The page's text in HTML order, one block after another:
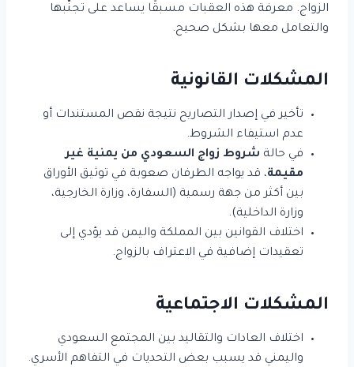
الزواج. معرفة هذه العقبات مسبقًا يساعد على تجنّبها
والتعامل معها بشكل صحيح.
المشكلات القانونية
تأخير في إصدار التصاريح نتيجة نقص المستندات أو
عدم استيفاء الشروط.
في حالة شروط زواج السعودي من يمنية غير
مقيمة، قد يواجه الطرفان صعوبة في توثيق الأوراق
بين أكثر من جهة رسمية (السفارة، وزارة الخارجية،
وزارة الداخلية).
اختلاف القوانين بين المملكة واليمن قد يؤدي إلى
تعقيدات إضافية في الاعتراف بالزواج.
المشكلات الاجتماعية
اختلاف العادات والتقاليد بين المجتمع السعودي
واليمني قد يسبب بعض التحديات في التفاهم الأسري.